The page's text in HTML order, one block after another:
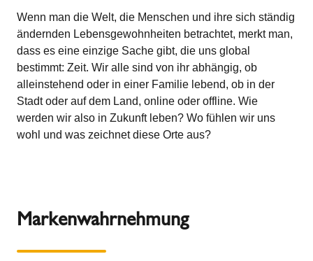
Wenn man die Welt, die Menschen und ihre sich ständig
ändernden Lebensgewohnheiten betrachtet, merkt man,
dass es eine einzige Sache gibt, die uns global
bestimmt: Zeit. Wir alle sind von ihr abhängig, ob
alleinstehend oder in einer Familie lebend, ob in der
Stadt oder auf dem Land, online oder offline. Wie
werden wir also in Zukunft leben? Wo fühlen wir uns
wohl und was zeichnet diese Orte aus?
Markenwahrnehmung